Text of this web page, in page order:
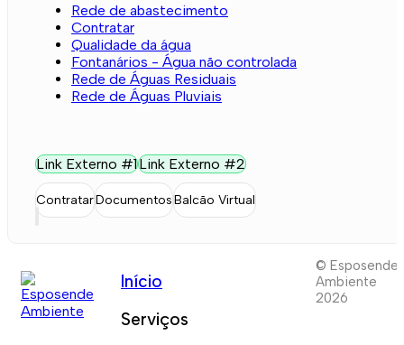
Rede de abastecimento
Contratar
Qualidade da água
Fontanários - Água não controlada
Rede de Águas Residuais
Rede de Águas Pluviais
Link Externo #1Link Externo #2
ContratarDocumentosBalcão Virtual
Início
Serviços
© Esposende
Ambiente
2026